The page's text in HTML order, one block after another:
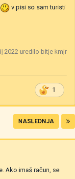
v pisi so sam turisti
2022 uredilo bitje kmjr
1
NASLEDNJA
Ako imaš račun, se